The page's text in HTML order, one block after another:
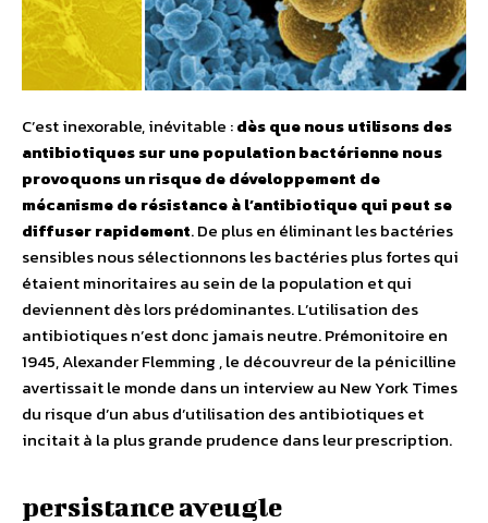
C’est inexorable, inévitable :dès que nous utilisons des
antibiotiques sur une population bactérienne nous
provoquons un risque de développement de
mécanisme de résistance à l’antibiotique qui peut se
diffuser rapidement. De plus en éliminant les bactéries
sensibles nous sélectionnons les bactéries plus fortes qui
étaient minoritaires au sein de la population et qui
deviennent dès lors prédominantes. L’utilisation des
antibiotiques n’est donc jamais neutre. Prémonitoire en
1945, Alexander Flemming , le découvreur de la pénicilline
avertissait le monde dans un interview au New York Times
du risque d’un abus d’utilisation des antibiotiques et
incitait à la plus grande prudence dans leur prescription.
persistance aveugle